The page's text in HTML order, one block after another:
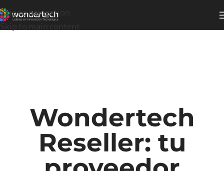
Skip to navigation
Wondertech
Reseller: tu